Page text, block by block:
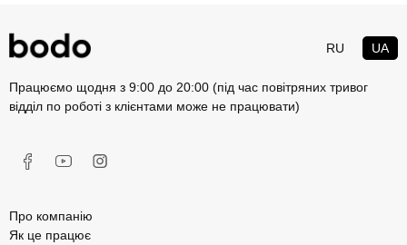
RU UA
Працюємо щодня з 9:00 до 20:00 (під час повітряних тривог
відділ по роботі з клієнтами може не працювати)
Про компанію
Як це працює